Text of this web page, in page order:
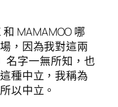
MAMAMOO 哪
，因為我對這兩
名字一無所知，也
種中立，我稱為
以中立。